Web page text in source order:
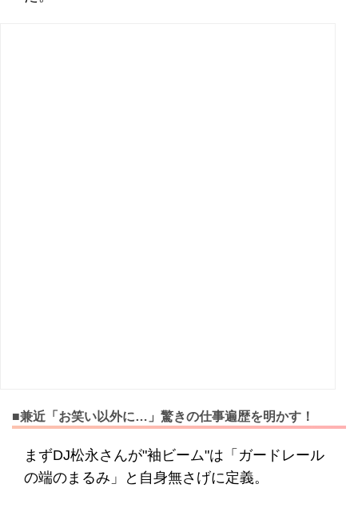
■兼近「お笑い以外に…」驚きの仕事遍歴を明かす！
まずDJ松永さんが"袖ビーム"は「ガードレール
の端のまるみ」と自身無さげに定義。